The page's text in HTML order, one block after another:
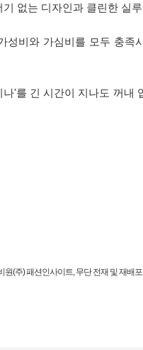
없는 디자인과 클린한 실
비와 가심비를 모두 충
'를 긴 시간이 지나도 꺼
원(주) 패션인사이트, 무단 전재 및 재배포